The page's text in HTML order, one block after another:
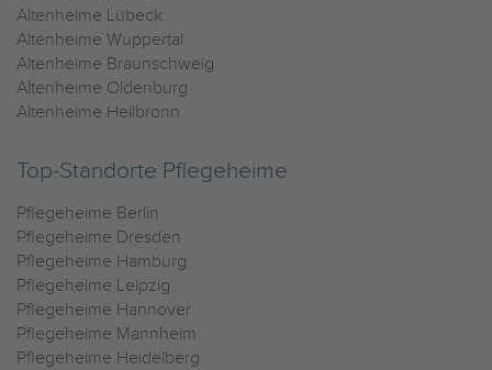
Altenheime Lübeck
Altenheime Wuppertal
Altenheime Braunschweig
Altenheime Oldenburg
Altenheime Heilbronn
Top-Standorte Pflegeheime
Pflegeheime Berlin
Pflegeheime Dresden
Pflegeheime Hamburg
Pflegeheime Leipzig
Pflegeheime Hannover
Pflegeheime Mannheim
Pflegeheime Heidelberg